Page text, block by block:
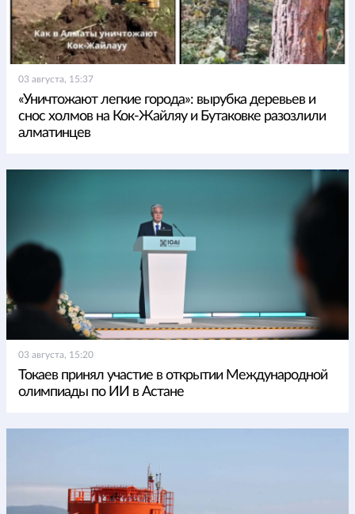
03 августа, 15:37
«Уничтожают легкие города»: вырубка деревьев и
снос холмов на Кок-Жайляу и Бутаковке разозлили
алматинцев
03 августа, 15:20
Токаев принял участие в открытии Международной
олимпиады по ИИ в Астане